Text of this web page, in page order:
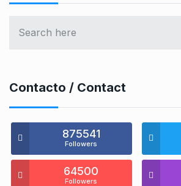
Contacto / Contact
875541
Followers
64500
Followers